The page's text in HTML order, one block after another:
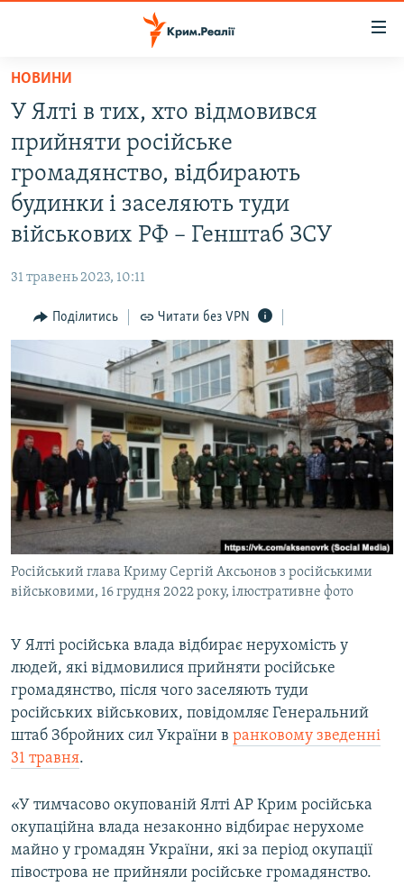
Перейти
основного
матеріалу
Перейти
до
основної
навігації
до
ВІДЕО ТА ФОТО
ПОЛІТИКА
БЛОГИ
ІНТЕРВ'Ю
ВСЕ ЗА ДЕНЬ
СПЕЦПРОЕКТИ
ДЕПОРТАЦІЯ
ВІДЕОУРОКИ «ELIFBE»
СВІДЧЕННЯ ОКУПАЦІЇ
УКРАЇНСЬКА ПРОБЛЕМА КРИМУ
ІНФОГРАФІКА
ЯК ОБІЙТИ БЛОКУВАННЯ
Русский
Qırımtatar
ДОЛУЧАЙСЯ!
Усі сайти RFE/RL
НОВИНИ
У Ялті в тих, хто відмовився
прийняти російське
громадянство, відбирають
будинки і заселяють туди
військових РФ – Генштаб ЗСУ
31 травень 2023, 10:11
Поділитись Читати без VPN
Російський глава Криму Сергій Аксьонов з російськими
військовими, 16 грудня 2022 року, ілюстративне фото
У Ялті російська влада відбирає нерухомість у
людей, які відмовилися прийняти російське
громадянство, після чого заселяють туди
російських військових, повідомляє Генеральний
штаб Збройних сил України в ранковому зведенні
31 травня.
«У тимчасово окупованій Ялті АР Крим російська
окупаційна влада незаконно відбирає нерухоме
майно у громадян України, які за період окупації
півострова не прийняли російське громадянство.